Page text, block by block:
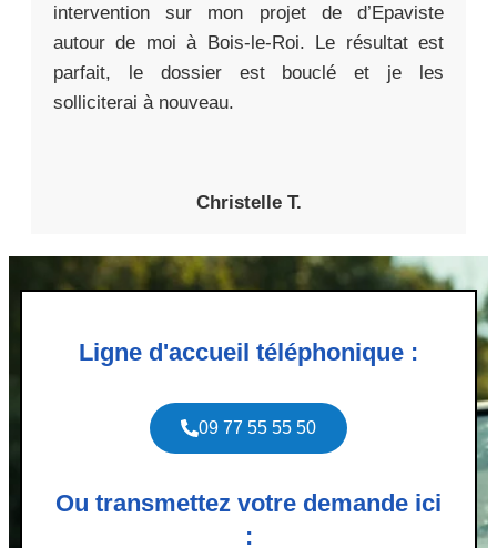
intervention sur mon projet de d’Epaviste
autour de moi à Bois-le-Roi. Le résultat est
parfait, le dossier est bouclé et je les
solliciterai à nouveau.
Christelle T.
Ligne d'accueil téléphonique :
09 77 55 55 50
Ou transmettez votre demande ici
: